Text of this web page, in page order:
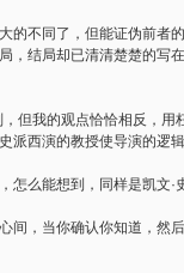
的不同了，但能证伪前者
，结局却已清清楚楚的写
但我的观点恰恰相反，
派西演的教授使导演的逻
么能想到，同样是凯文
间，当你确认你知道，